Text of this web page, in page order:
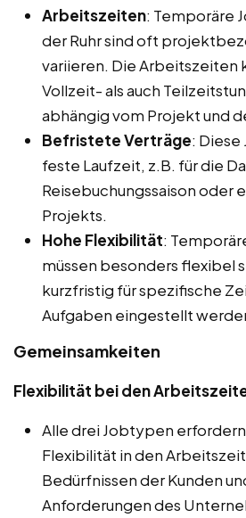
Arbeitszeiten: Temporäre
der Ruhr sind oft
variieren. Die Arbeitszeiten
Vollzeit- als auch
abhängig vom Projekt und
Befristete Verträge:
feste Laufzeit, z.B. für die
Reisebuchungssaison oder
Projekts.
Hohe Flexibilität:
müssen besonders flexibel
kurzfristig für spezifische
Aufgaben eingestellt
Gemeinsamkeiten
Flexibilität bei den
Alle drei Jobtypen
Flexibilität in den
Bedürfnissen der Kunden
Anforderungen des